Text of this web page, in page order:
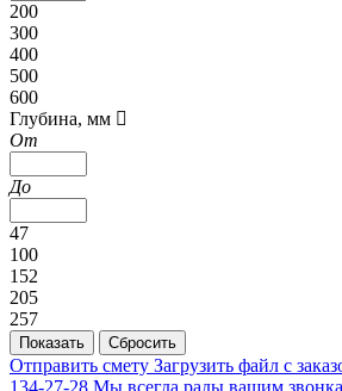
200
300
400
500
600
Глубина, мм
От
До
47
100
152
205
257
Отправить смету Загрузить файл с